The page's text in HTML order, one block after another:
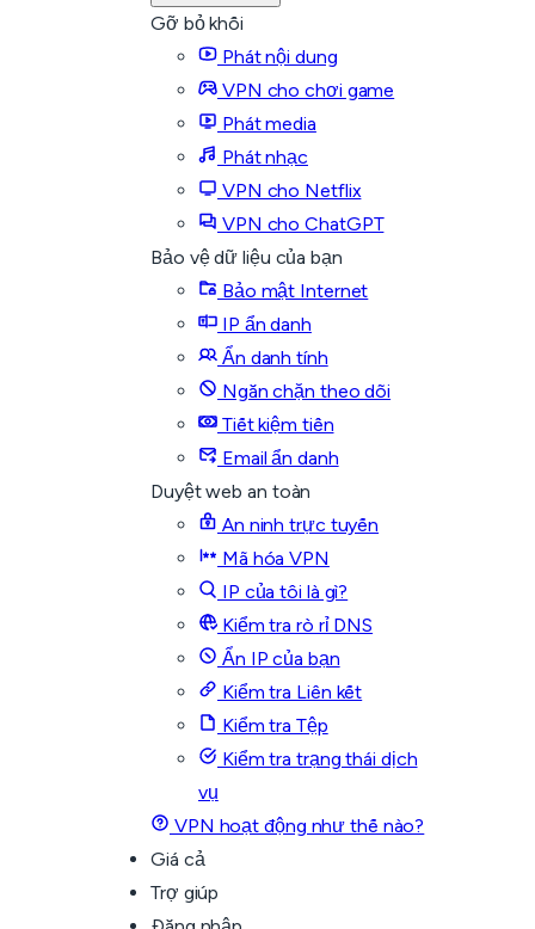
Gỡ bỏ khối
Phát nội dung
VPN cho chơi game
Phát media
Phát nhạc
VPN cho Netflix
VPN cho ChatGPT
Bảo vệ dữ liệu của bạn
Bảo mật Internet
IP ẩn danh
Ẩn danh tính
Ngăn chặn theo dõi
Tiết kiệm tiền
Email ẩn danh
Duyệt web an toàn
An ninh trực tuyến
Mã hóa VPN
IP của tôi là gì?
Kiểm tra rò rỉ DNS
Ẩn IP của bạn
Kiểm tra Liên kết
Kiểm tra Tệp
Kiểm tra trạng thái dịch
vụ
VPN hoạt động như thế nào?
Giá cả
Trợ giúp